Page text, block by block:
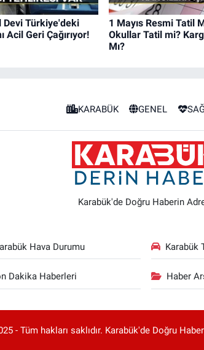
Devi Türkiye'deki
Acil Geri Çağırıyor!
1 Mayıs Resmi Tatil
Okullar Tatil mi?
Mı?
KARABÜK GENEL
Karabük'de Doğru Haberin
Hava Durumu Karabük
Dakika Haberleri Haber
- Tüm hakları saklıdır. Karabük'de Doğru